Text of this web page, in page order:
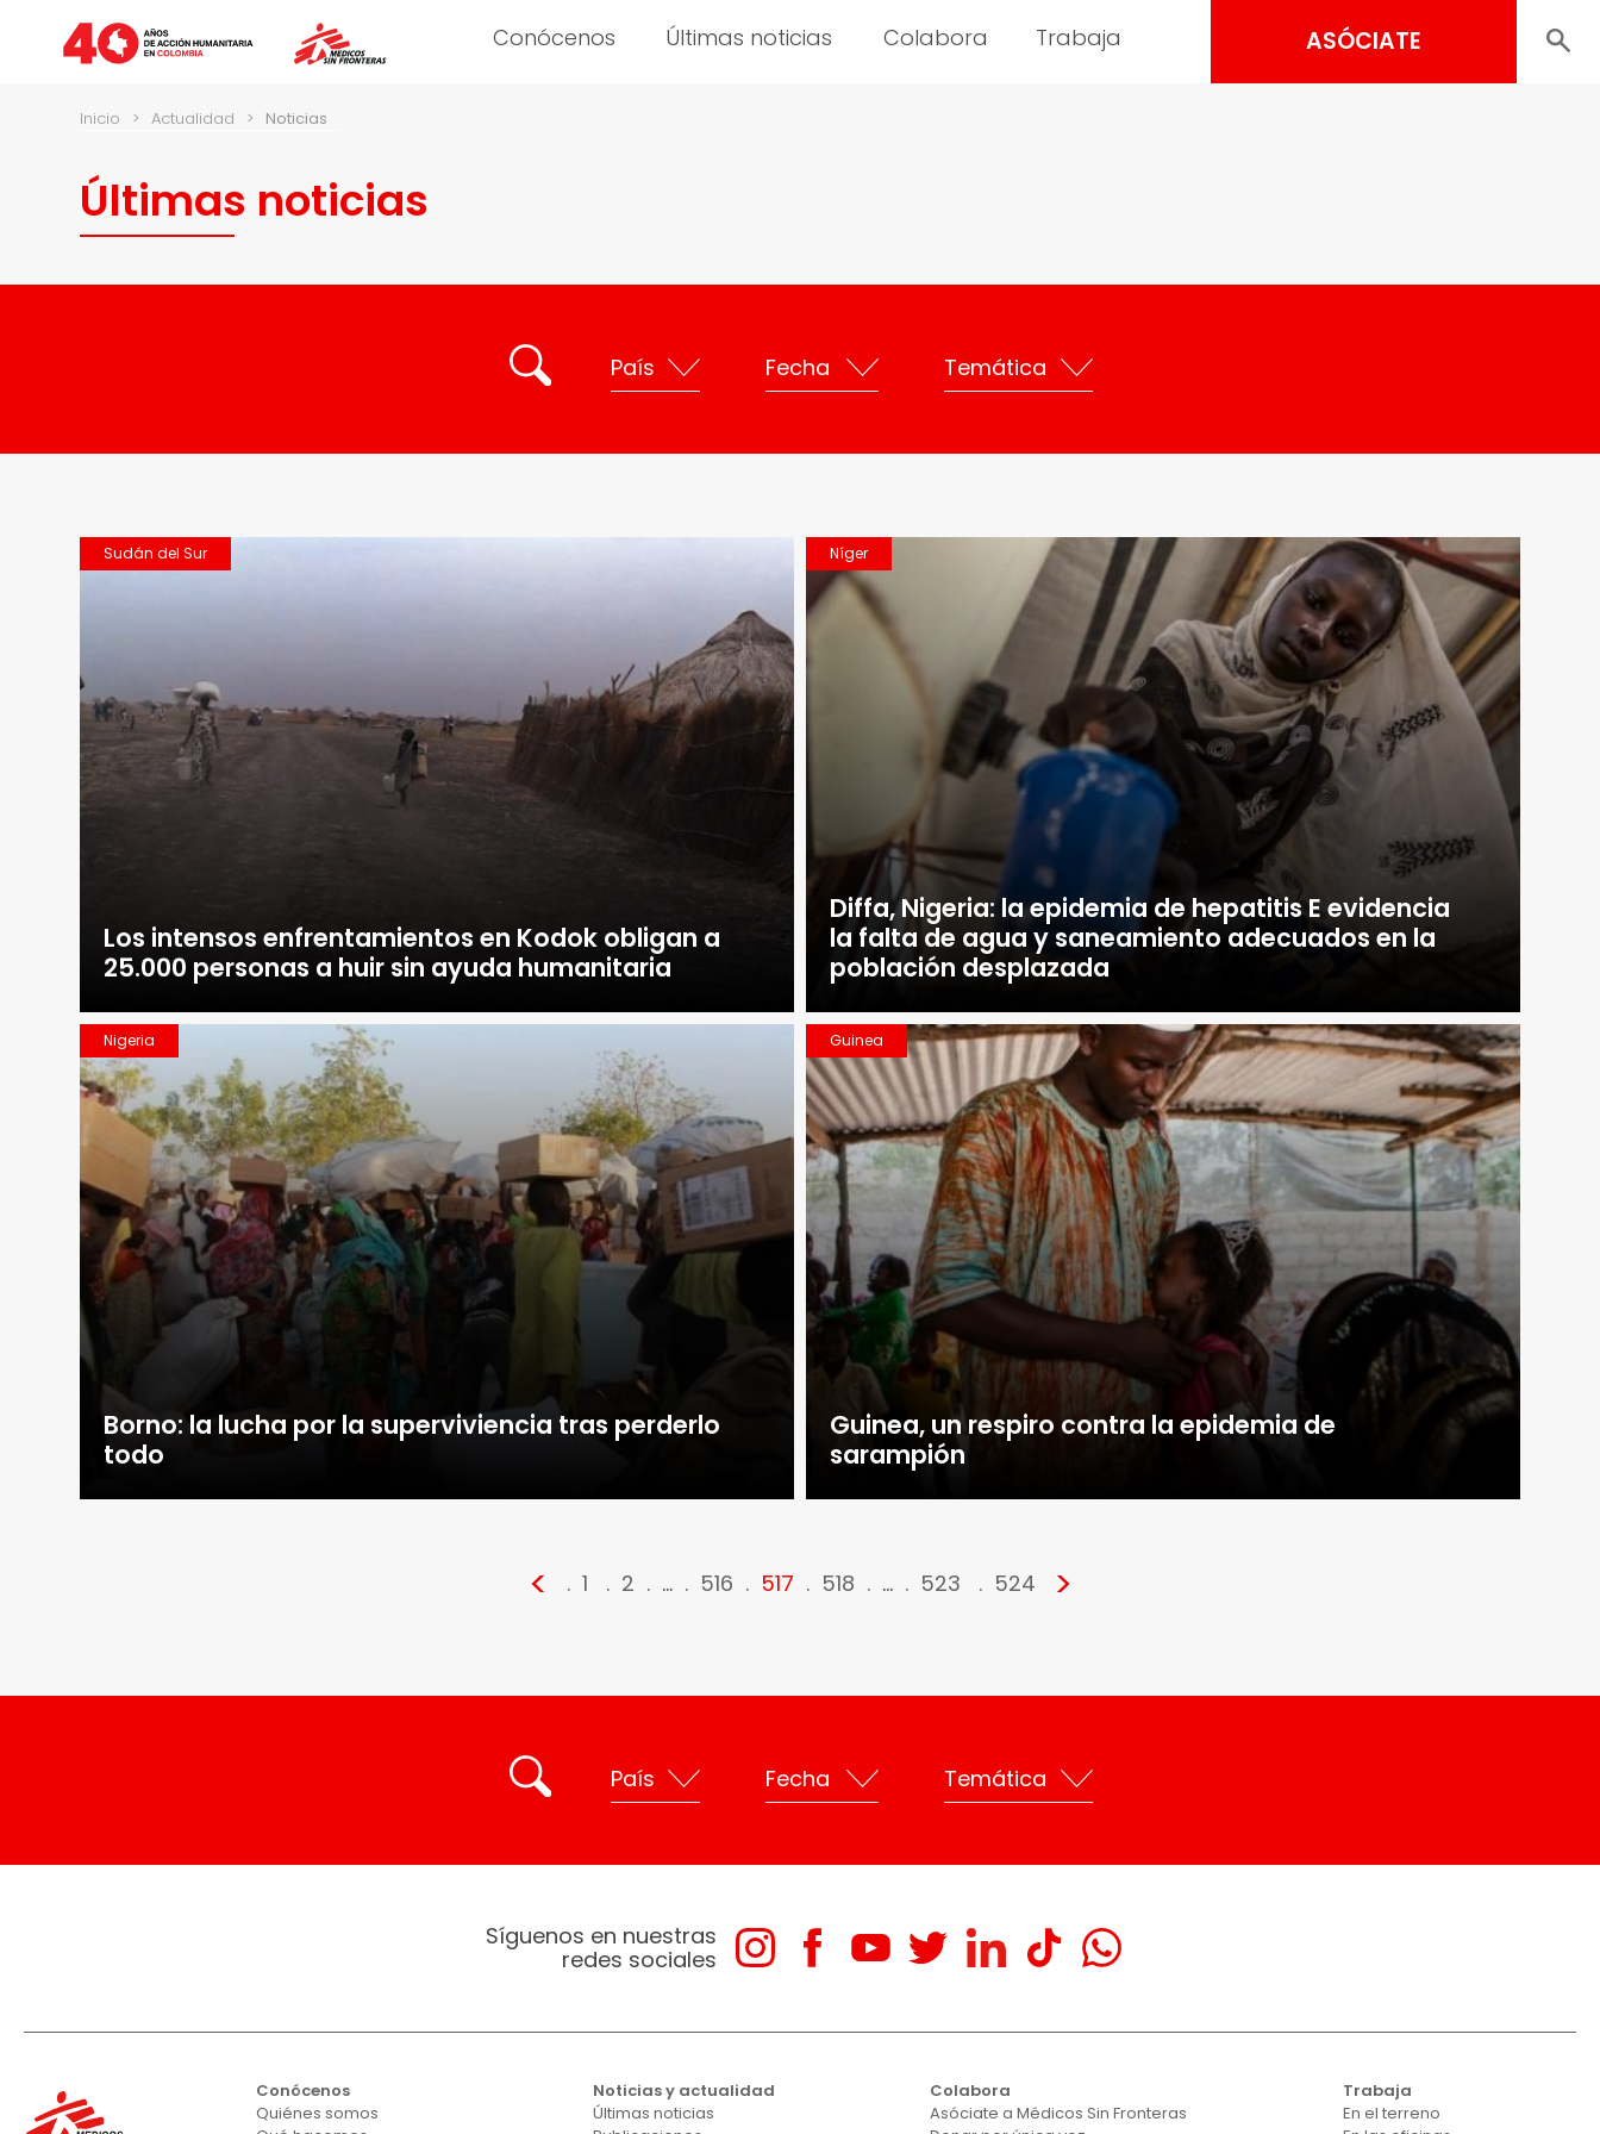
Conócenos Últimas noticias Colabora Trabaja ASÓCIATE
Inicio > Actualidad > Noticias
Últimas noticias
Sudán del Sur
Los intensos enfrentamientos en Kodok obligan a
25.000 personas a huir sin ayuda humanitaria
Níger
Diffa, Nigeria: la epidemia de hepatitis E evidencia
la falta de agua y saneamiento adecuados en la
población desplazada
Nigeria
Borno: la lucha por la superviviencia tras perderlo
todo
Guinea
Guinea, un respiro contra la epidemia de
sarampión
< 1 2 … 516 517 518 … 523 524 >
Síguenos en nuestras
redes sociales
Conócenos
Quiénes somos
Noticias y actualidad
Últimas noticias
Colabora
Asóciate a Médicos Sin Fronteras
Trabaja
En el terreno